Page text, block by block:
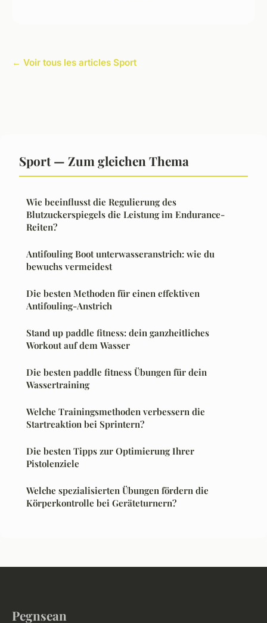
← Voir tous les articles Sport
Sport — Zum gleichen Thema
Wie beeinflusst die Regulierung des
Blutzuckerspiegels die Leistung im Endurance-
Reiten?
Antifouling Boot unterwasseranstrich: wie du
bewuchs vermeidest
Die besten Methoden für einen effektiven
Antifouling-Anstrich
Stand up paddle fitness: dein ganzheitliches
Workout auf dem Wasser
Die besten paddle fitness Übungen für dein
Wassertraining
Welche Trainingsmethoden verbessern die
Startreaktion bei Sprintern?
Die besten Tipps zur Optimierung Ihrer
Pistolenziele
Welche spezialisierten Übungen fördern die
Körperkontrolle bei Geräteturnern?
Pegnsean